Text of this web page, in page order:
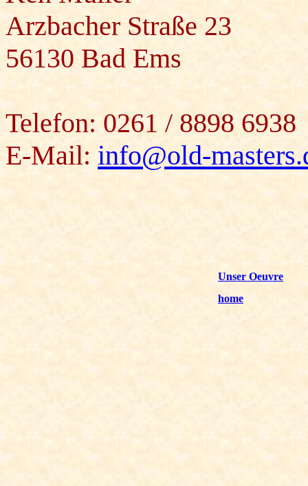
Arzbacher Straße 23
56130 Bad Ems
Telefon: 0261 / 8898 6938
E-Mail: info@old-
Unser Oeuvre
home